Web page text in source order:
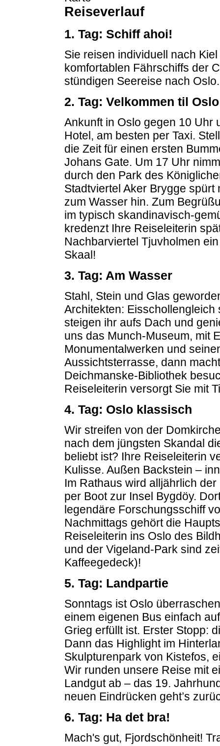
Reiseverlauf
1. Tag: Schiff ahoi!
Sie reisen individuell nach
komfortablen Fährschiffs der
stündigen Seereise nach Oslo.
2. Tag: Velkommen til
Ankunft in Oslo gegen 10 Uhr
Hotel, am besten per Taxi.
die Zeit für einen ersten
Johans Gate. Um 17 Uhr
durch den Park des
Stadtviertel Aker Brygge
zum Wasser hin. Zum
im typisch skandinavisch-
kredenzt Ihre Reiseleiterin
Nachbarviertel Tjuvholmen
Skaal!
3. Tag: Am Wasser
Stahl, Stein und Glas
Architekten:
steigen ihr aufs Dach und
uns das Munch-Museum, mit
Monumentalwerken und
Aussichtsterrasse, dann
Deichmanske-Bibliothek
Reiseleiterin versorgt Sie mit
4. Tag: Oslo klassisch
Wir streifen von der
nach dem jüngsten Skandal
beliebt ist? Ihre Reiseleiterin
Kulisse. Außen Backstein –
Im Rathaus wird alljährlich
per Boot zur Insel Bygdöy.
legendäre Forschungsschiff
Nachmittags gehört die
Reiseleiterin ins Oslo des
und der Vigeland-Park sind
Kaffeegedeck)!
5. Tag: Landpartie
Sonntags ist Oslo
einem eigenen Bus einfach
Grieg erfüllt ist. Erster Stopp:
Dann das Highlight im
Skulpturenpark von Kistefos,
Wir runden unsere Reise mit
Landgut ab – das 19.
neuen Eindrücken geht’s
6. Tag: Ha det bra!
Mach's gut, Fjordschönheit!